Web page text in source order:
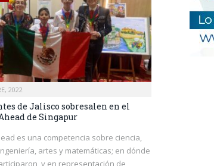
2022
de Jalisco sobresalen en el
de Singapur
es una competencia sobre ciencia,
artes y matemáticas; en dónde
y en representación de